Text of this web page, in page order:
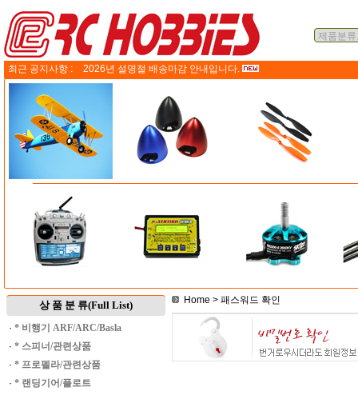
최근 공지사항 : 2026년 설명절 배송마감 안내입니다.
상 품 분 류(Full List)
· * 비행기 ARF/ARC/Basla
· * 스피너/관련상품
· * 프로펠라/관련상품
· * 랜딩기어/플로트
Home > 패스워드 확인